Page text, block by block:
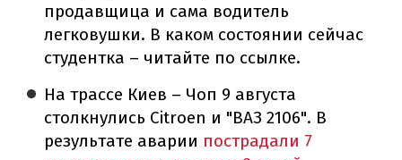
продавщица и сама водитель
легковушки. В каком состоянии сейчас
студентка – читайте по ссылке.
На трассе Киев – Чоп 9 августа
столкнулись Citroen и "ВАЗ 2106". В
результате аварии пострадали 7